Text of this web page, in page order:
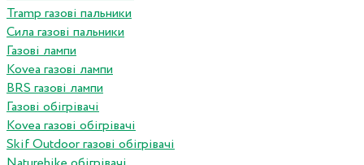
Tramp газові пальники
Сила газові пальники
Газові лампи
Kovea газові лампи
BRS газові лампи
Газові обігрівачі
Kovea газові обігрівачі
Skif Outdoor газові обігрівачі